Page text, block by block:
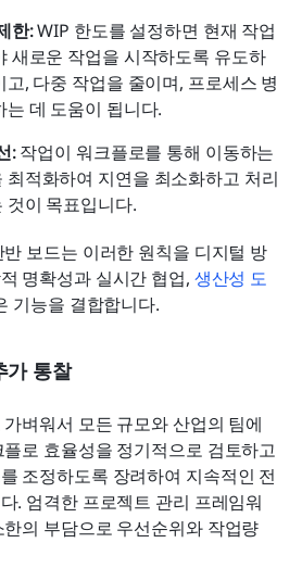
한: WIP 한도를 설정하면 현재 작업
새로운 작업을 시작하도록 유도하
고, 다중 작업을 줄이며, 프로세스 병
는 데 도움이 됩니다.
: 작업이 워크플로를 통해 이동하는
최적화하여 지연을 최소화하고 처리
것이 목표입니다.
보드는 이러한 원칙을 디지털 방
명확성과 실시간 협업, 생산성 도
기능을 결합합니다.
가 통찰
벼워서 모든 규모와 산업의 팀에
로 효율성을 정기적으로 검토하고
조정하도록 장려하여 지속적인 전
. 엄격한 프로젝트 관리 프레임워
의 부담으로 우선순위와 작업량